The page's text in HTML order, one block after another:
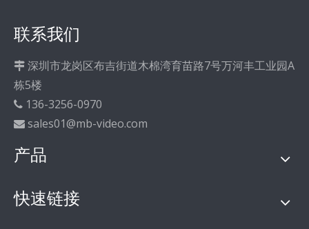
联系我们
 深圳市龙岗区布吉街道木棉湾育苗路7号万河丰工业园A
栋5楼
 136-3256-0970
 sales01@mb-video.com
产品
快速链接